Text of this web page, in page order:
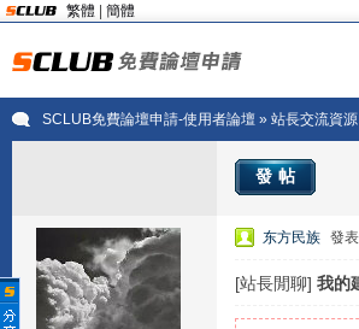
繁體 簡體
SCLUB免費論壇申請-使用者論壇» 站長交流資源
發帖
东方民族 發
[站長閒聊] 我的